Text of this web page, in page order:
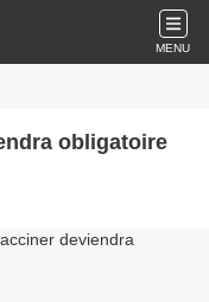
MENU
obligatoire